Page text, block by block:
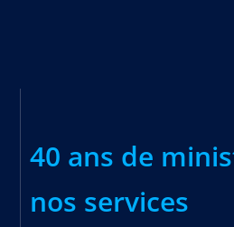
40 ans de
nos services